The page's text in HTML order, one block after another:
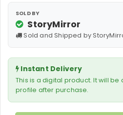
SOLD BY
StoryMirror
Sold and Shipped by
Instant Delivery
This is a digital product. It will
profile after purchase.